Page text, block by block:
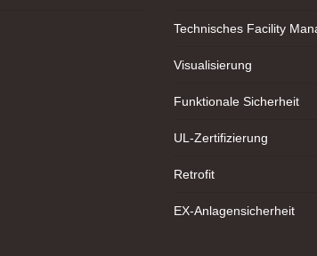
Technisches Facility
Visualisierung
Funktionale Sicherheit
UL-Zertifizierung
Retrofit
EX-Anlagensicherheit